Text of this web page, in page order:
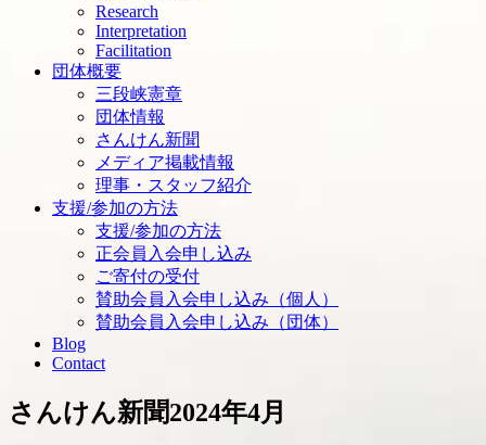
Research
Interpretation
Facilitation
団体概要
三段峡憲章
団体情報
さんけん新聞
メディア掲載情報
理事・スタッフ紹介
支援/参加の方法
支援/参加の方法
正会員入会申し込み
ご寄付の受付
賛助会員入会申し込み（個人）
賛助会員入会申し込み（団体）
Blog
Contact
さんけん新聞2024年4月